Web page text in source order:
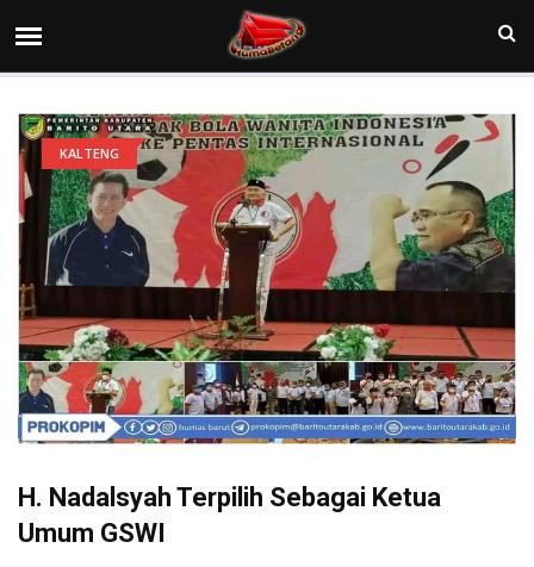
KALTENG
H. Nadalsyah Terpilih Sebagai Ketua
Umum GSWI